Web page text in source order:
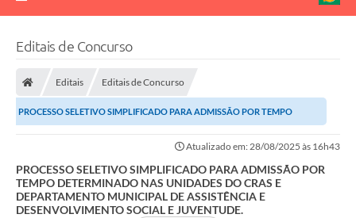
Editais de Concurso
Editais Editais de Concurso
PROCESSO SELETIVO SIMPLIFICADO PARA ADMISSÃO POR TEMPO
Atualizado em: 28/08/2025 às 16h43
PROCESSO SELETIVO SIMPLIFICADO PARA ADMISSÃO POR
TEMPO DETERMINADO NAS UNIDADES DO CRAS E
DEPARTAMENTO MUNICIPAL DE ASSISTÊNCIA E
DESENVOLVIMENTO SOCIAL E JUVENTUDE.